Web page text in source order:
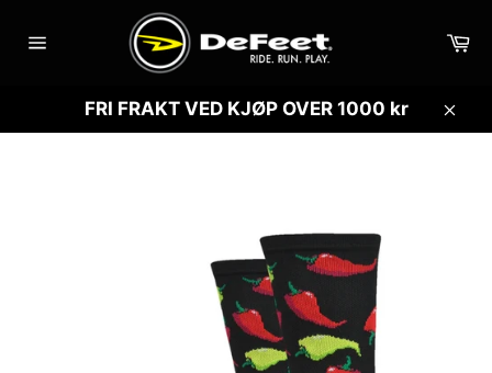
videre
Sidenavigasjon
FRI FRAKT VED KJØP OVER 1000 kr
Lukk